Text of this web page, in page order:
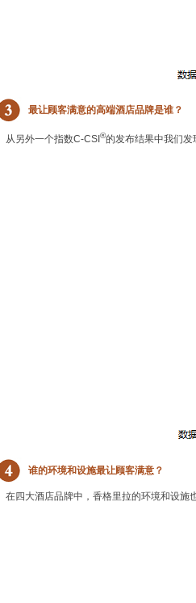
最让顾客满意的高端酒店品牌是谁？
从另外一个指数C-CSI ®的发布结果中我们
谁的环境和设施最让顾客满意？
在四大酒店品牌中，香格里拉的环境和设施